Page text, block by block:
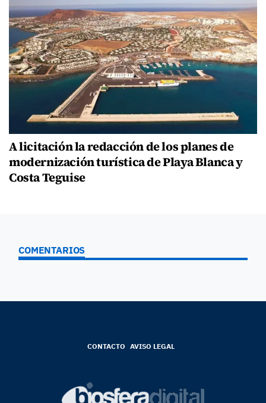
A licitación la redacción de los planes de
modernización turística de Playa Blanca y
Costa Teguise
COMENTARIOS
CONTACTO AVISO LEGAL